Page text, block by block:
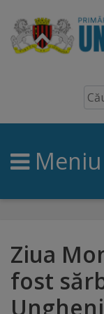
Ungheni
generală
brand
Orașe
înfrățite
Meniu
Ziua
fost